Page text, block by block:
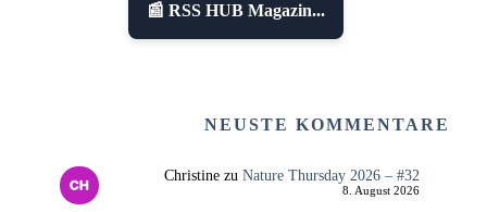
📰 RSS HUB Magazin...
NEUSTE KOMMENTARE
Christinezu Nature Thursday 2026 – #32
8. August 2026